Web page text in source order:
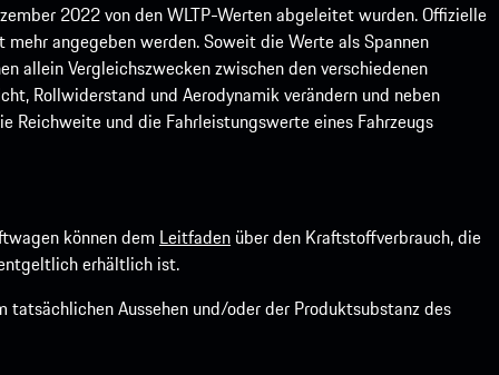
2022 von den WLTP-Werten abgeleitet wurden. Offizielle
angegeben werden. Soweit die Werte als Spannen
allein Vergleichszwecken zwischen den verschiedenen
Rollwiderstand und Aerodynamik verändern und neben
Reichweite und die Fahrleistungswerte eines Fahrzeugs
können dem Leitfaden über den Kraftstoffverbrauch, die
erhältlich ist.
Aussehen und/oder der Produktsubstanz des